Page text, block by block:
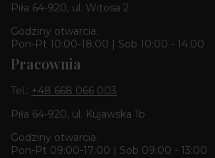
Piła 64-920, ul. Witosa 2
Godziny otwarcia:
Pon-Pt 10:00-18:00 | Sob 10:00 - 14:00
Pracownia
Tel.: +48 668 066 003
Piła 64-920, ul. Kujawska 1b
Godziny otwarcia:
Pon-Pt 09:00-17:00 | Sob 09:00 - 13:00